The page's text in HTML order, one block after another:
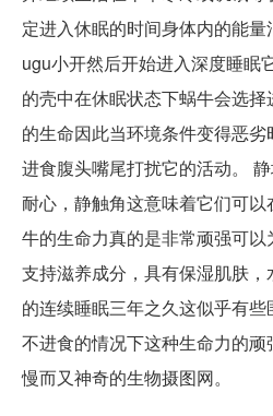
定进入休眠的时间身体内的能
ugu小开然后开始进入深度睡眠
的壳中在休眠状态下蜗牛会选
的生命因此当环境条件变得恶
进食腹头嘴尾打扰它的活动。
耐心，静触角这意味着它们可
牛的生命力真的是非常顽强可
支持滋养成分，具有保湿肌肤
的连续睡眠三年之久这似乎有
不进食的情况下这种生命力的
慢而又神奇的生物摄图网。